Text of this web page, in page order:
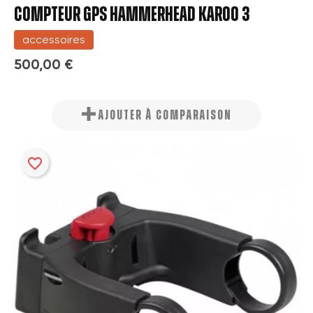
COMPTEUR GPS HAMMERHEAD KAROO 3
accessoires
500,00 €
AJOUTER À COMPARAISON
favorite_border